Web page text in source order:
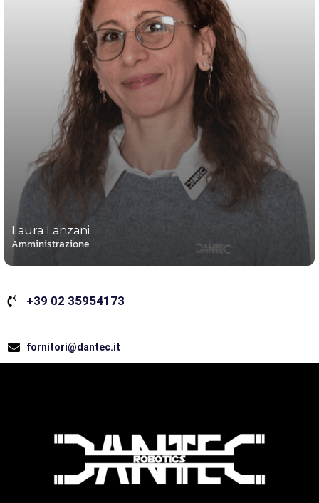
Laura Lanzani
Amministrazione
+39 02 35954173
fornitori@dantec.it